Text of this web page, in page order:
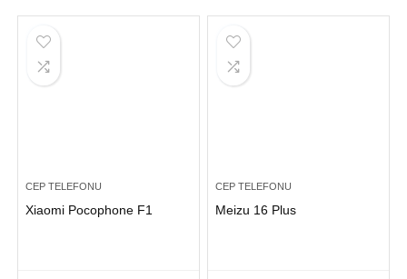
CEP TELEFONU
Xiaomi Pocophone F1
CEP TELEFONU
Meizu 16 Plus